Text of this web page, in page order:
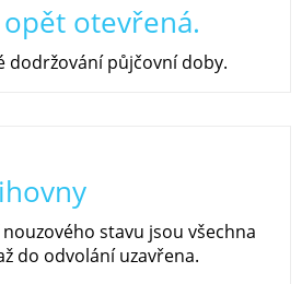
otevřená.
dodržování půjčovní doby.
stavu jsou všechna
do odvolání uzavřena.